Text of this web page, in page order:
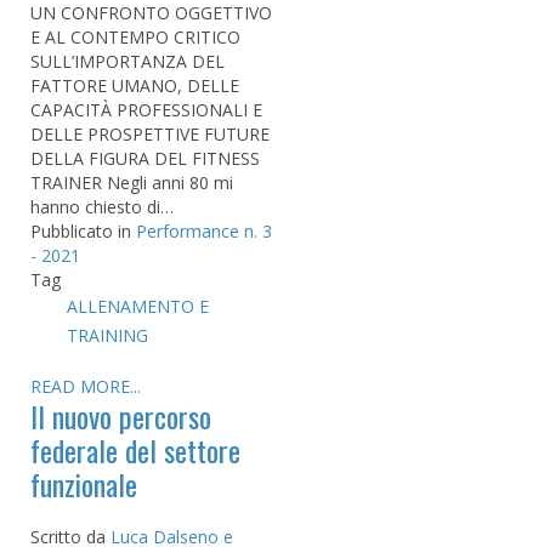
UN CONFRONTO OGGETTIVO
E AL CONTEMPO CRITICO
SULL’IMPORTANZA DEL
FATTORE UMANO, DELLE
CAPACITÀ PROFESSIONALI E
DELLE PROSPETTIVE FUTURE
DELLA FIGURA DEL FITNESS
TRAINER Negli anni 80 mi
hanno chiesto di…
Pubblicato in Performance n. 3
- 2021
Tag
ALLENAMENTO E
TRAINING
READ MORE...
Il nuovo percorso
federale del settore
funzionale
Scritto da Luca Dalseno e